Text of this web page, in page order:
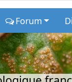
Forum